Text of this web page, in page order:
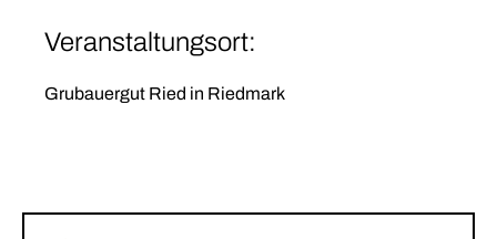
Veranstaltungsort:
Grubauergut Ried in Riedmark